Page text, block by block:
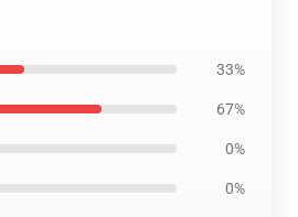
33%
67%
0%
0%